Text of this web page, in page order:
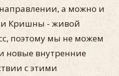
а можно и
Кришны - живой
поэтому мы не можем
новые внутренние
с этими